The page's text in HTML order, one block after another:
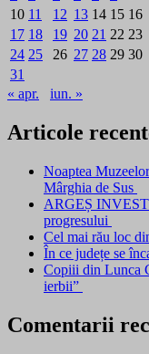
10 11 12 13 14 15 16
17 18 19 20 21 22 23
24 25 26 27 28 29 30
31
« apr.
iun. »
Articole
Noaptea
Mârghia de Sus
ARGEȘ INVEST
progresului
Cel mai rău loc
În ce județe se
Copiii din Lunca
ierbii”
Comentarii